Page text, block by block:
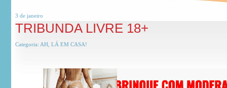
3 de janeiro
TRIBUNDA LIVRE 18+
Categoria: AH, LÁ EM CASA!